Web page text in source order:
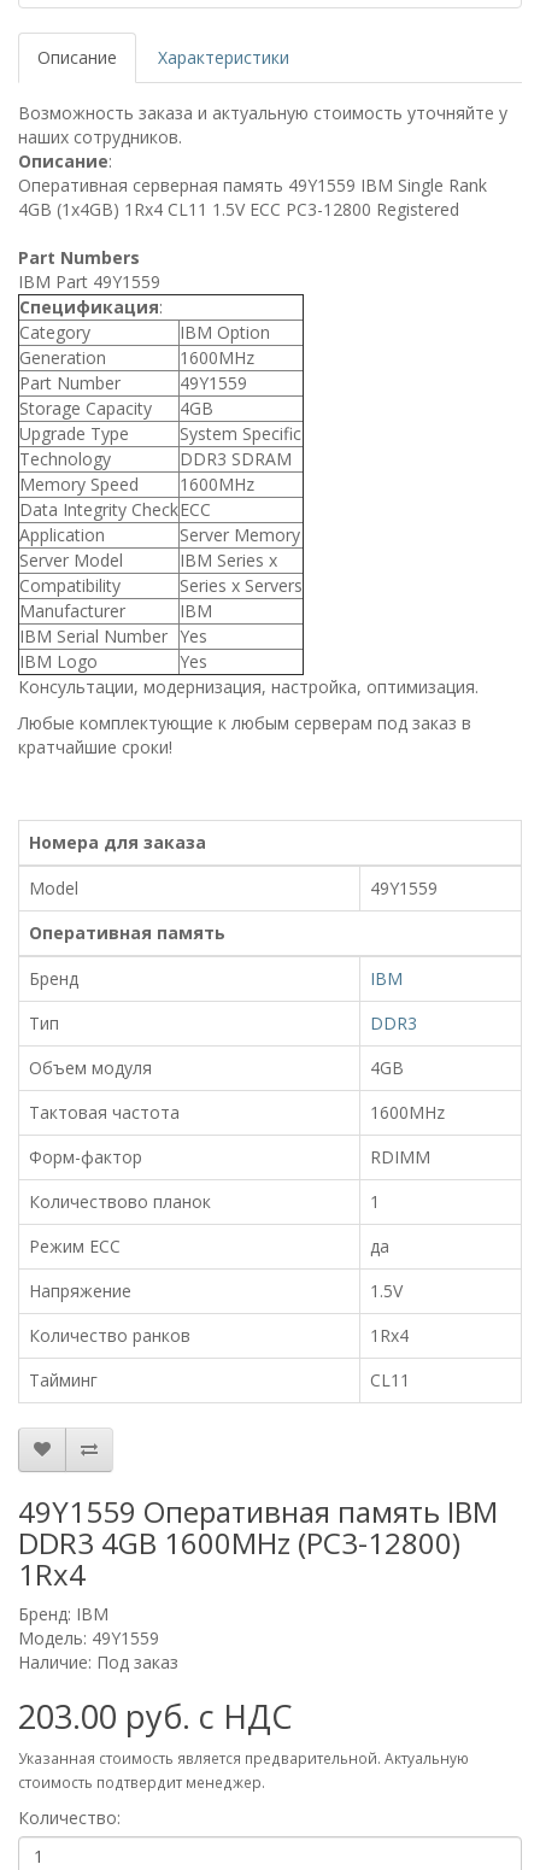
Описание Характеристики
Возможность заказа и актуальную стоимость уточняйте у
наших сотрудников.
Описание:
Оперативная серверная память 49Y1559 IBM Single Rank
4GB (1x4GB) 1Rx4 CL11 1.5V ECC PC3-12800 Registered
Part Numbers
IBM Part 49Y1559
Спецификация:
Category
IBM Option
Generation
1600MHz
Part Number
49Y1559
Storage Capacity
4GB
Upgrade Type
System Specific
Technology
DDR3 SDRAM
Memory Speed
1600MHz
Data Integrity CheckECC
Application
Server Memory
Server Model
IBM Series x
Compatibility
Series x Servers
Manufacturer
IBM
IBM Serial Number Yes
IBM Logo
Yes
Консультации, модернизация, настройка, оптимизация.
Любые комплектующие к любым серверам под заказ в
кратчайшие сроки!
Номера для заказа
Model
49Y1559
Оперативная память
Бренд
IBM
Тип
DDR3
Объем модуля
4GB
Тактовая частота
1600MHz
Форм-фактор
RDIMM
Количествово планок
1
Режим ECC
да
Напряжение
1.5V
Количество ранков
1Rx4
Тайминг
CL11
49Y1559 Оперативная память IBM
DDR3 4GB 1600MHz (PC3-12800)
1Rx4
Бренд: IBM
Модель: 49Y1559
Наличие: Под заказ
203.00 руб. с НДС
Указанная стоимость является предварительной. Актуальную
стоимость подтвердит менеджер.
Количество: